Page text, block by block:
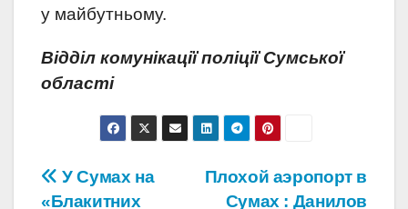
у майбутньому.
Відділ комунікації поліції Сумської
області
Навігація
Плохой аэропорт в
Сумах : Данилов
У Сумах на
«Блакитних